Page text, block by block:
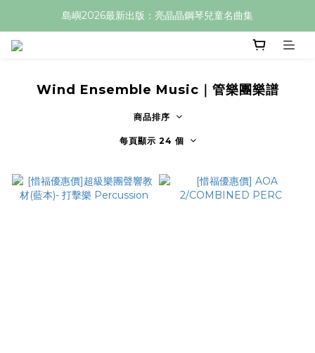
島嶼2026最新出版：亮晶晶鋼琴兒童名曲集
Wind Ensemble Music｜管樂團樂譜
商品排序
每頁顯示 24 個